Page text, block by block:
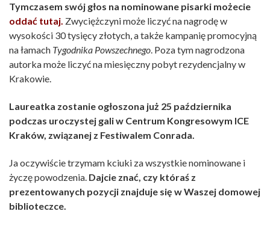
Tymczasem swój głos na nominowane pisarki możecie
oddać tutaj. Zwyciężczyni może liczyć na nagrodę w
wysokości 30 tysięcy złotych, a także kampanię promocyjną
na łamach Tygodnika Powszechnego. Poza tym nagrodzona
autorka może liczyć na miesięczny pobyt rezydencjalny w
Krakowie.
Laureatka zostanie ogłoszona już 25 października
podczas uroczystej gali w Centrum Kongresowym ICE
Kraków, związanej z Festiwalem Conrada.
Ja oczywiście trzymam kciuki za wszystkie nominowane i
życzę powodzenia. Dajcie znać, czy któraś z
prezentowanych pozycji znajduje się w Waszej domowej
biblioteczce.